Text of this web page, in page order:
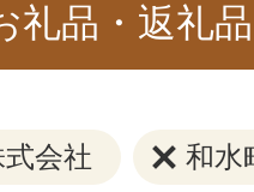
礼品・返礼
会社 和水